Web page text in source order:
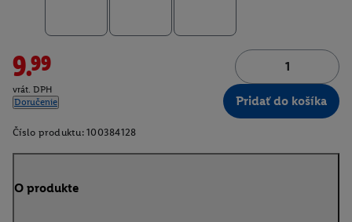
9.99
vrát. DPH
Doručenie
Pridať do košíka
Číslo produktu: 100384128
O produkte